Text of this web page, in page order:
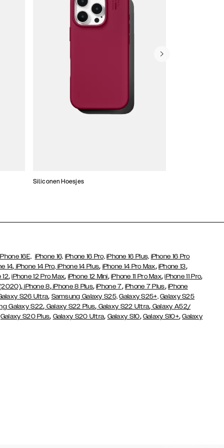
Siliconen Hoesjes
16E, iPhone 16, iPhone 16 Pro, iPhone 16 Plus, iPhone 16 Pro
14, iPhone 14 Pro, iPhone 14 Plus, iPhone 14 Pro Max, iPhone 13,
12,iPhone 12 Pro Max, iPhone 12 Mini, iPhone 11 Pro Max,iPhone 11 Pro,
,iPhone 8,iPhone 8 Plus,iPhone 7, iPhone 7 Plus, iPhone
S26 Ultra, Samsung Galaxy S25, Galaxy S25+, Galaxy S25
Galaxy S22, Galaxy S22 Plus, Galaxy S22 Ultra, Galaxy A52/
Galaxy S20 Plus, Galaxy S20 Ultra, Galaxy S10, Galaxy S10+,Galaxy